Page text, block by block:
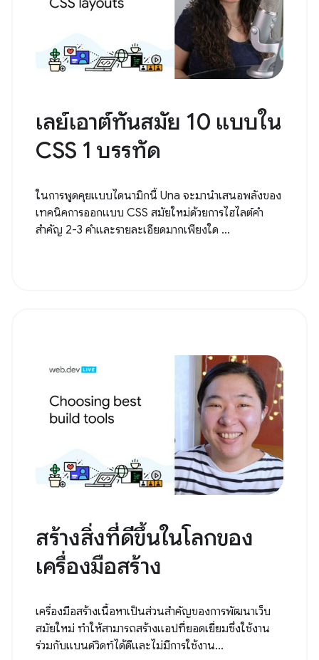
เลย์เอาต์ทันสมัย 10 แบบใน
CSS 1 บรรทัด
ในการพูดคุยแบบไดนามิกนี้ Una จะมานำเสนอพลังของ
เทคนิคการออกแบบ CSS สมัยใหม่ด้วยการไฮไลต์คำ
สำคัญ 2-3 คำและรายละเอียดมากเพียงใด ...
สร้างสิ่งที่ดีขึ้นในโลกของ
เครื่องมือสร้าง
เครื่องมือสร้างเนื้อหาเป็นส่วนสำคัญของการพัฒนาเว็บ
สมัยใหม่ ทำให้สามารถสร้างแอปที่ยอดเยี่ยมซึ่งใช้งาน
ร่วมกับแบนด์วิดท์ได้ดีและไม่มีการใช้งาน...